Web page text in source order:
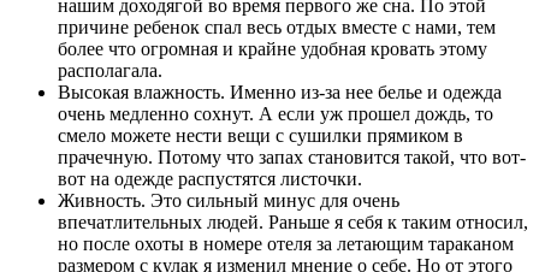
нашим доходягой во время первого же сна. По этой
причине ребенок спал весь отдых вместе с нами, тем
более что огромная и крайне удобная кровать этому
располагала.
Высокая влажность. Именно из-за нее белье и одежда
очень медленно сохнут. А если уж прошел дождь, то
смело можете нести вещи с сушилки прямиком в
прачечную. Потому что запах становится такой, что вот-
вот на одежде распустятся листочки.
Живность. Это сильный минус для очень
впечатлительных людей. Раньше я себя к таким относил,
но после охоты в номере отеля за летающим тараканом
размером с кулак я изменил мнение о себе. Но от этого